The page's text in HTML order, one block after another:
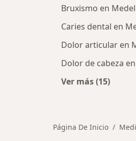
Bruxismo en
Caries dental en
Dolor articular en
Dolor de cabeza
Ver más (15)
Página De Inicio